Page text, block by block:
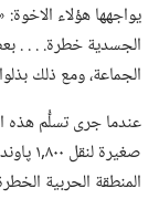
يواجهها هؤلاء الاخوة:‏
الجسدية خطرة.‏ .‏ .‏ .‏
الجماعة،‏ ومع ذلك
عندما جرى تسلُّم هذه
المنطقة الحربية